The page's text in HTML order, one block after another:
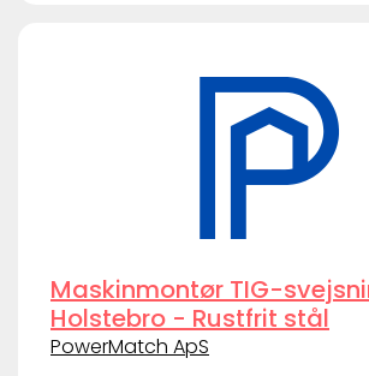
Maskinmontør TIG-
Holstebro - Rustfrit stål
PowerMatch ApS